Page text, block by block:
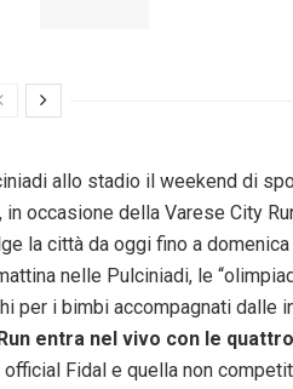
allo stadio il weekend di
occasione della Varese City
la città da oggi fino a
nelle Pulciniadi, le
per i bimbi accompagnati dalle
entra nel vivo con le
Fidal e quella non